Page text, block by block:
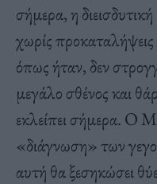
σήμερα, η
χωρίς
όπως ήταν, δεν
μεγάλο σθένος και
εκλείπει σήμερα. Ο
«διάγνωση» των
αυτή θα ξεσηκώσει